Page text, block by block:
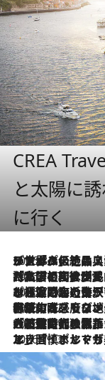
CREA
と太陽に
に行く
2026.8.8
リスボンの絶品スイーツ「パステル・デ・ナタ」とは？ポルトガル伝統の奥深い世界へ
2026.7.27
「私の祖国はポルトガル語です」国民的詩人フェルナンド・ペソアと、彼が愛した文学の街を歩く
2026.7.26
ポルトガル近海が育む極上の海の幸。キリリと冷えた白ワインと愉しむ、シーフード専門店の贅沢
2026.7.22
伝統の味をモダンに昇華。高感度な地元客が集う、リスボンの最旬ガストロノミー
2026.7.21
大航海時代の栄華から、震災、独裁、そして革命へ。ポルトガル・首都リスボンの石畳に刻まれた「歴史の光と影」
2026.7.13
エッセイ・ヤマザキマリ「慎ましくも美しき国 ポルトガル」